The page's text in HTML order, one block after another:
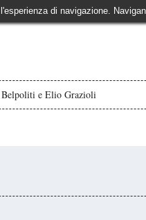
di navigazione.
Belpoliti e Elio Grazioli